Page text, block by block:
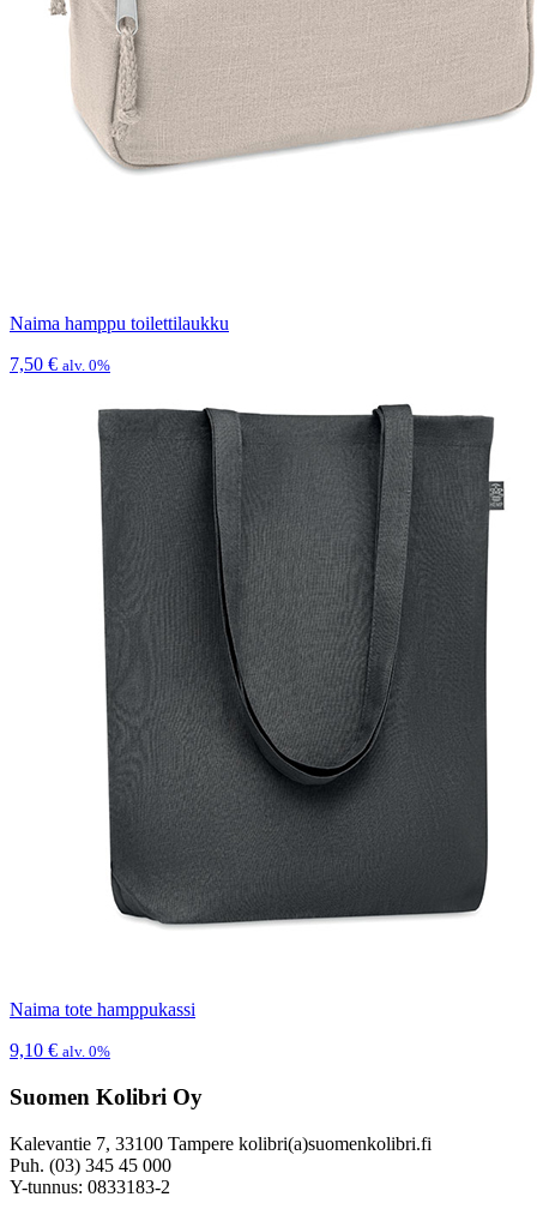
Naima hamppu toilettilaukku
7,50 € alv. 0%
Naima tote hamppukassi
9,10 € alv. 0%
Suomen Kolibri Oy
Kalevantie 7, 33100 Tampere kolibri(a)suomenkolibri.fi
Puh. (03) 345 45 000
Y-tunnus: 0833183-2